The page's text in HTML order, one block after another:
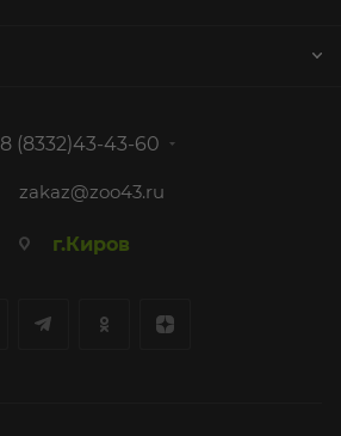
8 (8332)43-43-60
zakaz@zoo43.ru
г.Киров